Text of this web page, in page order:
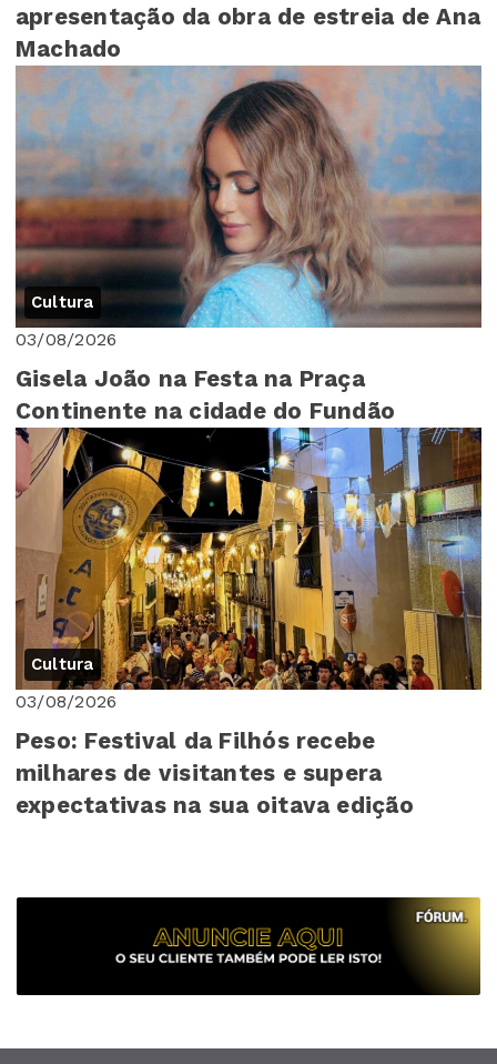
apresentação da obra de estreia de Ana
Machado
Cultura
03/08/2026
Gisela João na Festa na Praça
Continente na cidade do Fundão
Cultura
03/08/2026
Peso: Festival da Filhós recebe
milhares de visitantes e supera
expectativas na sua oitava edição